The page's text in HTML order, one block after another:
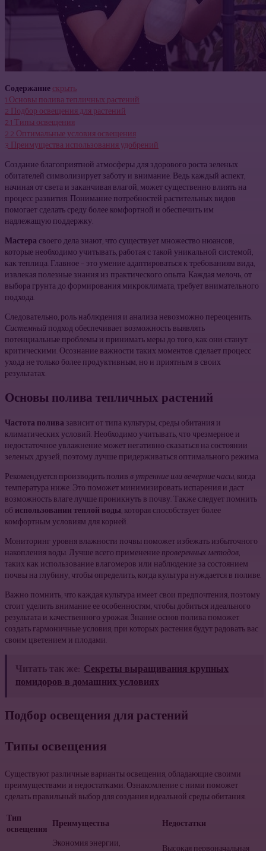
Содержаниескрыть
1Основы полива тепличных растений
2Подбор освещения для растений
2.1Типы освещения
2.2Оптимальные условия освещения
3Преимущества использования удобрений
Создание благоприятной атмосферы для здорового роста зеленых
обитателей символизирует заботу и внимание. Ведь каждый аспект,
начиная от света и заканчивая влагой, может существенно влиять на
процесс развития. Понимание потребностей растительных видов
помогает сделать среду более комфортной и обеспечить им
надлежащую поддержку.
Мастерасвоего дела знают, что существует множество нюансов,
которые необходимо учитывать, работая с такой уникальной системой,
как теплица. Главное – это умение адаптироваться к требованиям вида,
извлекая полезные знания из практического опыта. Каждая мелочь, от
выбора грунта до формирования микроклимата, требует внимательного
подхода.
Следовательно, роль наблюдения и анализа невозможно переоценить.
Системныйподход обеспечивает возможность выявлять
потенциальные проблемы и принимать меры до того, как они станут
критическими. Осознание важности таких моментов сделает процесс
ухода не только более продуктивным, но и приятным в своих
результатах.
Основы полива тепличных растений
Частота поливазависит от типа культуры, среды обитания и
климатических условий. Необходимо учитывать, что чрезмерное и
недостаточное увлажнение может негативно сказаться на состоянии
зеленых друзей, поэтому лучше придерживаться оптимального режима.
Рекомендуется производить поливв утренние или вечерние часы, когда
температура ниже. Это поможет минимизировать испарения и даст
возможность влаге лучше проникнуть в почву. Также следует помнить
обиспользовании теплой воды, которая способствует более
комфортным условиям для корней.
Мониторинг уровня влажности почвы поможет избежать избыточного
накопления воды. Лучше всего применениепроверенных методов,
таких как использование влагомеров или наблюдение за состоянием
почвы на глубину, чтобы определить, когда культура нуждается в поливе.
Важно помнить, что каждая культура имеет свои предпочтения, поэтому
стоит уделить внимание ее особенностям, чтобы добиться идеального
результата и качественного урожая. Знание основ полива поможет
создать гармоничные условия, при которых растения будут радовать вас
своим цветением и плодами.
Читать так же: Секреты выращивания крупных
помидоров в домашних условиях
Подбор освещения для растений
Типы освещения
Существуют различные варианты освещения, обладающие своими
преимуществами и недостатками. Ознакомление с ними поможет
сделать правильный выбор для создания идеальной среды обитания.
Тип
освещения Преимущества Недостатки
Экономия энергии,